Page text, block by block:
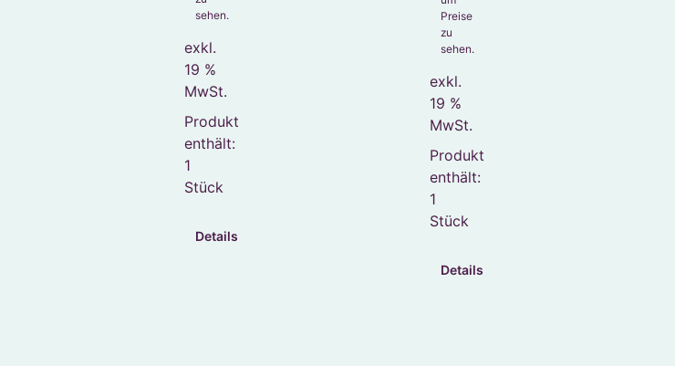
sehen.
exkl.
19 %
MwSt.
Produkt
enthält:
1
Stück
Details
Preise
zu
sehen.
exkl.
19 %
MwSt.
Produkt
enthält:
1
Stück
Details